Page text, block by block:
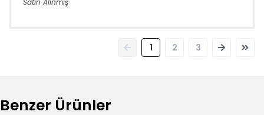
Satın Alınmış
1 2 3
Benzer Ürünler